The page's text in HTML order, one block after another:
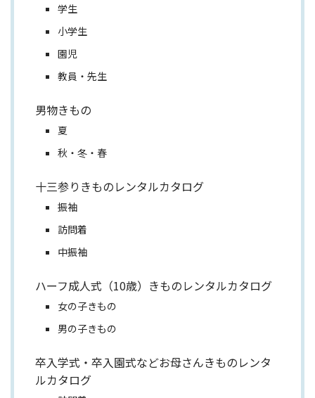
学生
小学生
園児
教員・先生
男物きもの
夏
秋・冬・春
十三参りきものレンタルカタログ
振袖
訪問着
中振袖
ハーフ成人式（10歳）きものレンタルカタログ
女の子きもの
男の子きもの
卒入学式・卒入園式などお母さんきものレンタ
ルカタログ